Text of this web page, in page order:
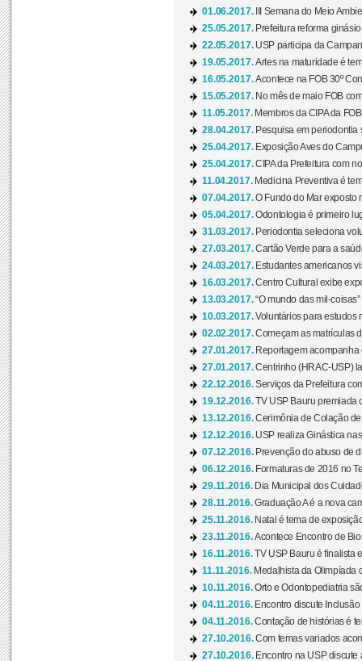
01.06.2017.
III Semana do Meio
25.05.2017. Prefeitura reforma
22.05.2017. USP participa da
19.05.2017.Artes na maturidade é
16.05.2017.Acontece na FOB 30º
15.05.2017. No mês de maio FOB
11.05.2017. Membros da CIPA da
28.04.2017. Pesquisa em periodontia
25.04.2017. Exposição Aves do
25.04.2017.CIPA da Prefeitura com
11.04.2017. Medicina Preventiva é
07.04.2017.O Fundo do Mar exposto
05.04.2017.Odontologia é primeiro
31.03.2017. Periodontia seleciona
27.03.2017.Cartão Verde para a
24.03.2017. Estudantes americanos
16.03.2017.Centro Cultural exibe
13.03.2017.“O mundo das mil-
10.03.2017.Voluntários para estudos
02.02.2017.Começam as matrículas
27.01.2017. Reportagem
27.01.2017.Centrinho (HRAC-USP)
22.12.2016.Serviços da Prefeitura
19.12.2016.TV USP Bauru premiada
13.12.2016.Cerimônia de Colação
12.12.2016. USP realiza Ginástica
07.12.2016. Prevenção do abuso de
06.12.2016. Formaturas de 2016 no
29.11.2016. Dia Municipal dos
28.11.2016.Graduação A é a nova
25.11.2016. Natal é tema de
23.11.2016.Acontece Encontro de
16.11.2016.TV USP Bauru é finalista
11.11.2016. Medalhista da Olimpíada
10.11.2016.Orto e Odontopediatria
04.11.2016. Encontro discute
04.11.2016.Contação de histórias é
27.10.2016.Com temas variados
27.10.2016. Encontro na USP discute